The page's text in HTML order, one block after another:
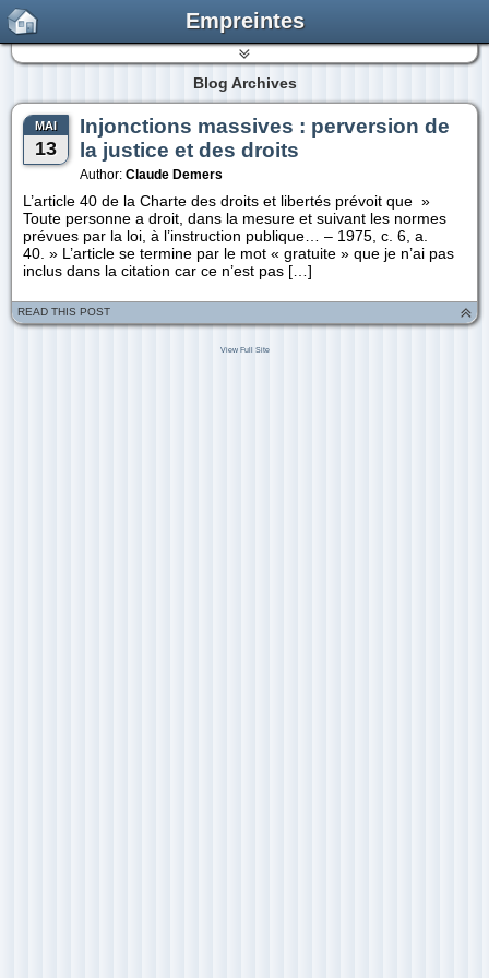
Empreintes
Blog Archives
MAI
13
Injonctions massives : perversion de
la justice et des droits
Author: Claude Demers
L’article 40 de la Charte des droits et libertés prévoit que »
Toute personne a droit, dans la mesure et suivant les normes
prévues par la loi, à l’instruction publique… – 1975, c. 6, a.
40. » L’article se termine par le mot « gratuite » que je n’ai pas
inclus dans la citation car ce n’est pas […]
READ THIS POST
View Full Site